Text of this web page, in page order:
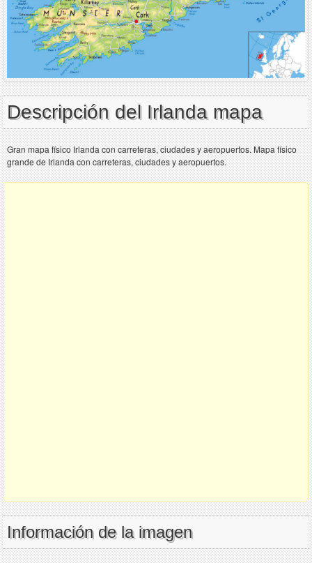
Descripción del Irlanda mapa
Gran mapa físico Irlanda con carreteras, ciudades y aeropuertos. Mapa físico
grande de Irlanda con carreteras, ciudades y aeropuertos.
Información de la imagen